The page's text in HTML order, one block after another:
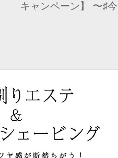
キャンペーン】 〜♯今